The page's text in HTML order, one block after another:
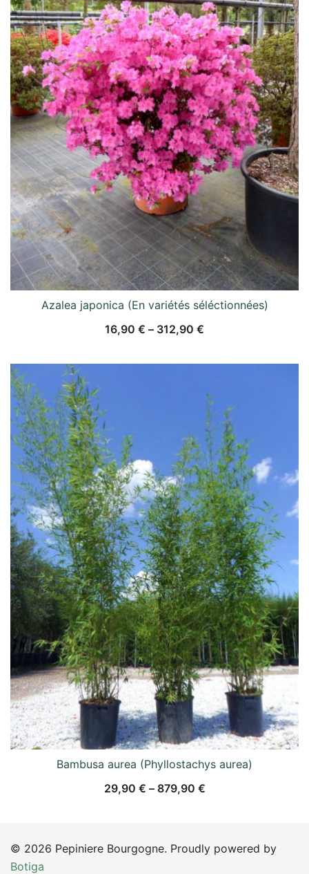
Azalea japonica (En variétés séléctionnées)
16,90 € – 312,90 €
Bambusa aurea (Phyllostachys aurea)
29,90 € – 879,90 €
© 2026 Pepiniere Bourgogne. Proudly powered by
Botiga